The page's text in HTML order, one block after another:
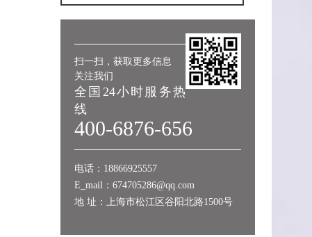
扫一扫，获取更多信息
关注我们
全国24小时服务热
线
400-6876-656
电话：18866925557
E_mail：674705286@qq.com
地 址：上海市松江区谷阳北路1500号